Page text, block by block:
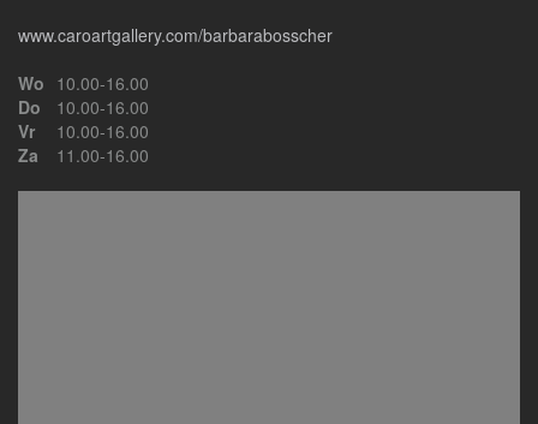
www.caroartgallery.com/barbarabosscher
Wo 10.00-16.00
Do
10.00-16.00
Vr
10.00-16.00
Za
11.00-16.00